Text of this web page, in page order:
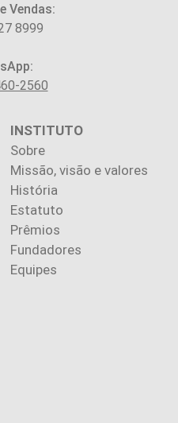
Vendas:
8999
2560
INSTITUTO
Sobre
Missão, visão e valores
História
Estatuto
Prêmios
Fundadores
Equipes